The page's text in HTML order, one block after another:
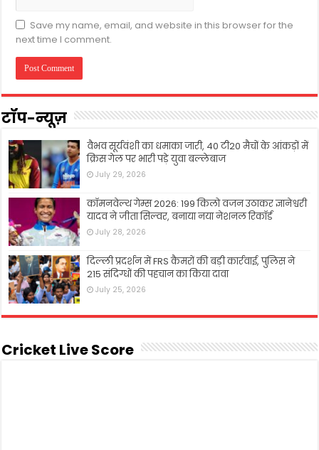
Save my name, email, and website in this browser for the
next time I comment.
टॉप-न्यूज़
वैभव सूर्यवंशी का धमाका जारी, 40 टी20 मैचों के आंकड़ों में
क्रिस गेल पर भारी पड़े युवा बल्लेबाज
July 29, 2026
कॉमनवेल्थ गेम्स 2026: 199 किलो वजन उठाकर ज्ञानेश्वरी
यादव ने जीता सिल्वर, बनाया नया नेशनल रिकॉर्ड
July 28, 2026
दिल्ली प्रदर्शन में FRS कैमरों की बड़ी कार्रवाई, पुलिस ने
215 संदिग्धों की पहचान का किया दावा
July 25, 2026
Cricket Live Score